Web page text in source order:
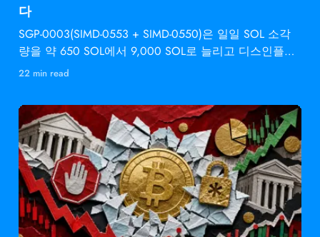
다
SGP-0003(SIMD-0553 + SIMD-0550)은 일일 SOL 소각
량을 약 650 SOL에서 9,000 SOL로 늘리고 디스인플레
이션 속도를 2배로 높입니다 —
22 min read